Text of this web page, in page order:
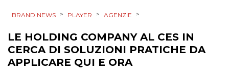
STRATEGIE
BRAND NEWS > PLAYER > AGENZIE >
LE HOLDING COMPANY AL CES IN
CERCA DI SOLUZIONI PRATICHE DA
APPLICARE QUI E ORA